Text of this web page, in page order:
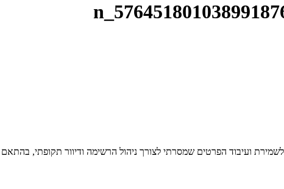
ועיבוד הפרטים שמסרתי לצורך ניהול הרשימה ודיוור תקופתי, בהתאם